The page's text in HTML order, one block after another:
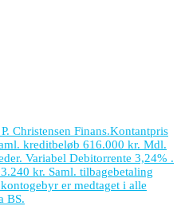
Christensen Finans.Kontantpris
kreditbeløb 616.000 kr. Mdl.
Variabel Debitorrente 3,24% .
kr. Saml. tilbagebetaling
er medtaget i alle
BS.